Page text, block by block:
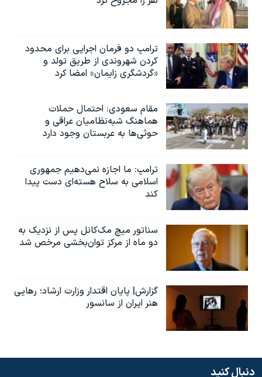
ترامپ دو فرمان اجرایی برای محدود
کردن شهروندی از طریق تولد و
«گردشگری زایمان» امضا کرد
مقام سعودی: احتمال حملات
هماهنگ شبه‌نظامیان عراقی و
حوثی‌ها به عربستان وجود دارد
ترامپ: ما اجازه نمی‌دهیم جمهوری
اسلامی به سلاح هسته‌ای دست پیدا
کند
سناتور میچ مک‌کانل پس از نزدیک به
دو ماه از مرکز توان‌بخشی مرخص شد
گزارش| پایان اقتدار وزارت ارشاد؛ رهایی
هنر ایران از سانسور
دنبال کنید